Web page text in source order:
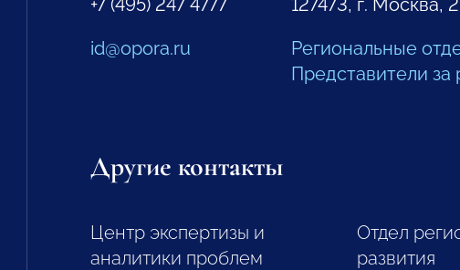
+7 (495) 247 4777
id@opora.ru
127473, г. Москва,
Региональные
Представители
Другие контакты
Центр экспертизы и
аналитики проблем
Отдел
развития